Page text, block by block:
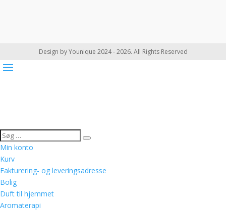
Design by Younique 2024 - 2026. All Rights Reserved
Min konto
Kurv
Fakturering- og leveringsadresse
Bolig
Duft til hjemmet
Aromaterapi